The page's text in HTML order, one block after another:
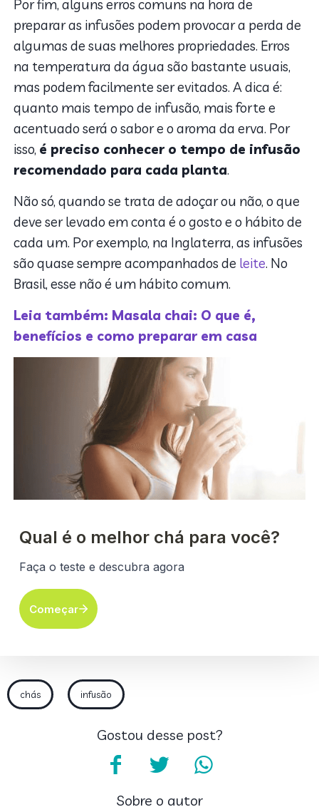
Por fim, alguns erros comuns na hora de
preparar as infusões podem provocar a perda de
algumas de suas melhores propriedades. Erros
na temperatura da água são bastante usuais,
mas podem facilmente ser evitados. A dica é:
quanto mais tempo de infusão, mais forte e
acentuado será o sabor e o aroma da erva. Por
isso, é preciso conhecer o tempo de infusão
recomendado para cada planta.
Não só, quando se trata de adoçar ou não, o que
deve ser levado em conta é o gosto e o hábito de
cada um. Por exemplo, na Inglaterra, as infusões
são quase sempre acompanhados de leite. No
Brasil, esse não é um hábito comum.
Leia também: Masala chai: O que é,
benefícios e como preparar em casa
chás infusão
Gostou desse post?
Sobre o autor